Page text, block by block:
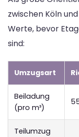
zwischen Köln
Werte, bevor
sind:
Umzugsart
Beiladung
(pro m³)
Teilumzug